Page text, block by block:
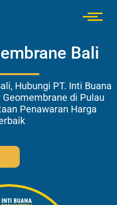
Bali
Hubungi PT. Inti Buana
di Pulau
Penawaran Harga